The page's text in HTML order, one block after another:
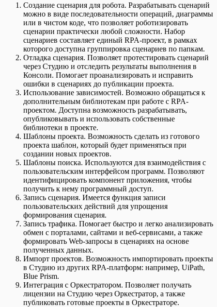
Создание сценария для робота. Разрабатывать сценарий
можно в виде последовательности операций, диаграммы
или в чистом коде, что позволяет роботизировать
сценарии практически любой сложности. Набор
сценариев составляет единый RPA-проект, в рамках
которого доступна группировка сценариев по папкам.
Отладка сценария. Позволяет протестировать сценарий
через Студию и отследить результаты выполнения в
Консоли. Помогает проанализировать и исправить
ошибки в сценариях до публикации проекта.
Использование зависимостей. Возможно обращаться к
дополнительным библиотекам при работе с RPA-
проектом. Доступна возможность разрабатывать,
опубликовывать и использовать собственные
библиотеки в проекте.
Шаблоны проекта. Возможность сделать из готового
проекта шаблон, который будет применяться при
создании новых проектов.
Шаблоны поиска. Используются для взаимодействия с
пользовательским интерфейсом программ. Позволяют
идентифицировать компонент приложения, чтобы
получить к нему программный доступ.
Запись сценария. Имеется функция записи
пользовательских действий для упрощения
формирования сценария.
Запись трафика. Помогает быстро и легко анализировать
обмен с порталами, сайтами и веб-сервисами, а также
формировать Web-запросы в сценариях на основе
полученных данных.
Импорт проектов. Возможность импортировать проекты
в Студию из других RPA-платформ: например, UiPath,
Blue Prism.
Интеграция с Оркестратором. Позволяет получать
лицензии на Студию через Оркестратор, а также
публиковать готовые проекты в Оркестраторе.